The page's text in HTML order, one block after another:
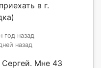
в г.
год назад
назад
Мне 43